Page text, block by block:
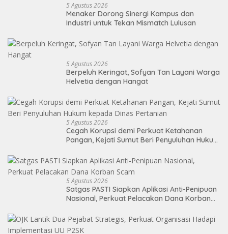
5 Agustus 2026
Menaker Dorong Sinergi Kampus dan
Industri untuk Tekan Mismatch Lulusan
5 Agustus 2026
Berpeluh Keringat, Sofyan Tan Layani Warga
Helvetia dengan Hangat
5 Agustus 2026
Cegah Korupsi demi Perkuat Ketahanan
Pangan, Kejati Sumut Beri Penyuluhan Hukum
5 Agustus 2026
Satgas PASTI Siapkan Aplikasi Anti-Penipuan
Nasional, Perkuat Pelacakan Dana Korban